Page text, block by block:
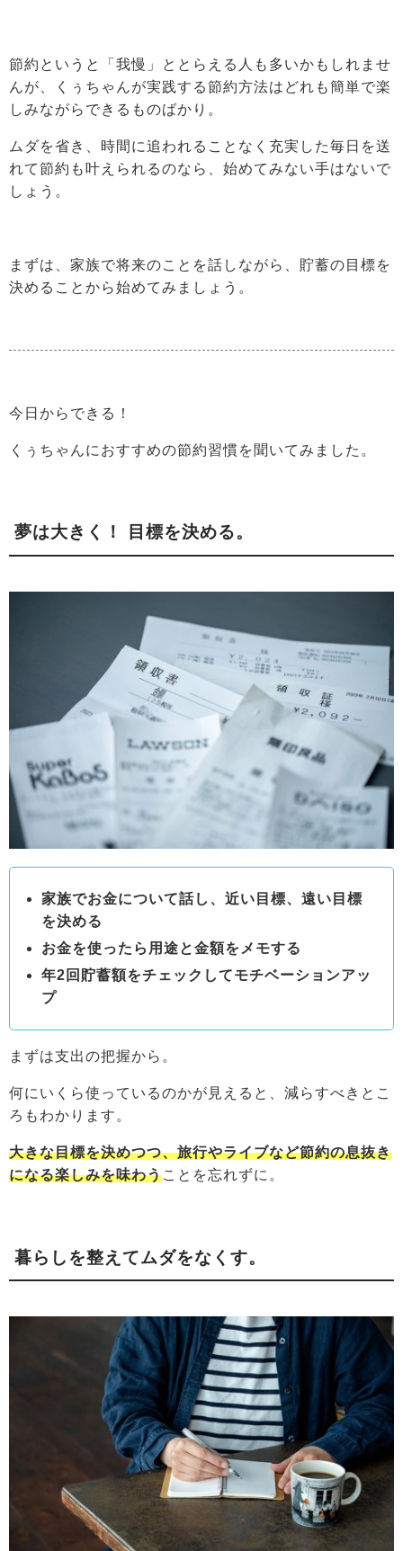
節約というと「我慢」ととらえる人も多いかもしれませ
んが、くぅちゃんが実践する節約方法はどれも簡単で楽
しみながらできるものばかり。
ムダを省き、時間に追われることなく充実した毎日を送
れて節約も叶えられるのなら、始めてみない手はないで
しょう。
まずは、家族で将来のことを話しながら、貯蓄の目標を
決めることから始めてみましょう。
今日からできる！
くぅちゃんにおすすめの節約習慣を聞いてみました。
夢は大きく！ 目標を決める。
家族でお金について話し、近い目標、遠い目標
を決める
お金を使ったら用途と金額をメモする
年2回貯蓄額をチェックしてモチベーションアッ
プ
まずは支出の把握から。
何にいくら使っているのかが見えると、減らすべきとこ
ろもわかります。
大きな目標を決めつつ、旅行やライブなど節約の息抜き
になる楽しみを味わうことを忘れずに。
暮らしを整えてムダをなくす。